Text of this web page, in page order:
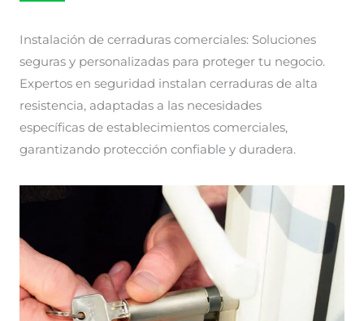
Instalación de cerraduras comerciales: Soluciones
seguras y personalizadas para proteger tu negocio.
Expertos en seguridad instalan cerraduras de alta
resistencia, adaptadas a las necesidades
específicas de establecimientos comerciales,
garantizando protección confiable y duradera.